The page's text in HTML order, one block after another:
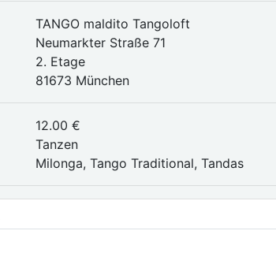
TANGO maldito Tangoloft
Neumarkter Straße 71
2. Etage
81673 München
12.00 €
Tanzen
Milonga, Tango Traditional, Tandas